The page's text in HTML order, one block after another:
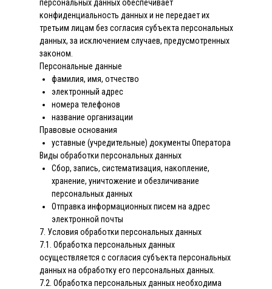
персональных данных обеспечивает
конфиденциальность данных и не передает их
третьим лицам без согласия субъекта персональных
данных, за исключением случаев, предусмотренных
законом.
Персональные данные
фамилия, имя, отчество
электронный адрес
номера телефонов
название организации
Правовые основания
уставные (учредительные) документы Оператора
Виды обработки персональных данных
Сбор, запись, систематизация, накопление,
хранение, уничтожение и обезличивание
персональных данных
Отправка информационных писем на адрес
электронной почты
7. Условия обработки персональных данных
7.1. Обработка персональных данных
осуществляется с согласия субъекта персональных
данных на обработку его персональных данных.
7.2. Обработка персональных данных необходима